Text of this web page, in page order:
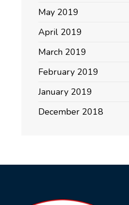
May 2019
April 2019
March 2019
February 2019
January 2019
December 2018